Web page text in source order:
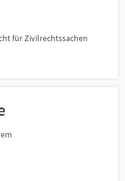
für Zivilrechtssachen